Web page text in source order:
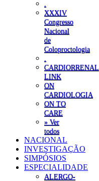
XXXIV
Congresso
Nacional
de
Coloproctologia
CARDIORRENAL
LINK
ON
CARDIOLOGIA
ON TO
CARE
» Ver
todos
NACIONAL
INVESTIGAÇÃO
SIMPÓSIOS
ESPECIALIDADE
ALERGO-